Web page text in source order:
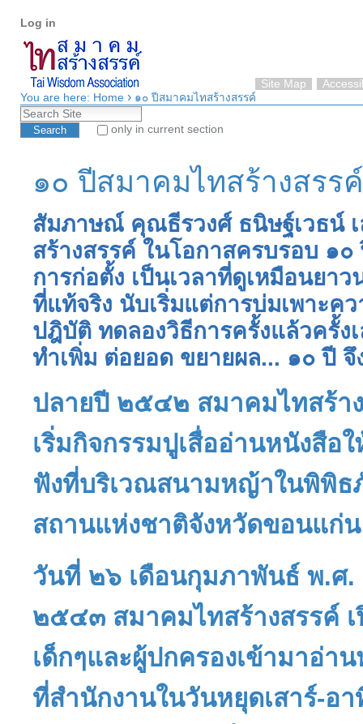
content.
Skip
to
navigation
Site Map
tools
Log in
You are here: Home › ๑๐ ปีสมาคมไทสร้างสรรค์
Search Site
only in current section
๑๐ ปีสมาคมไทสร้างสรรค์
สัมภาษณ์ คุณธีรวงศ์ ธนิษฐ์เวธน์
สร้างสรรค์ ในโอกาสครบรอบ ๑
การก่อตั้ง เป็นเวลาที่ดูเหมือนยา
ที่แท้จริง นับเริ่มแต่การบ่มเพาะค
ปฎิบัติ ทดลองวิธีการครั้งแล้วครั้ง
ทำเพิ่ม ต่อยอด ขยายผล... ๑๐ ปี จึ
ปลายปี ๒๕๔๒ สมาคมไทสร้า
เริ่มกิจกรรมปูเสื่ออ่านหนังสือใ
ฟังที่บริเวณสนามหญ้าในพิพิ
สถานแห่งชาติจังหวัดขอนแก่น
วันที่ ๒๖ เดือนกุมภาพันธ์ พ.ศ.
๒๕๔๓ สมาคมไทสร้างสรรค
เด็กๆและผู้ปกครองเข้ามาอ่า
ที่สำนักงานในวันหยุดเสาร์-อ